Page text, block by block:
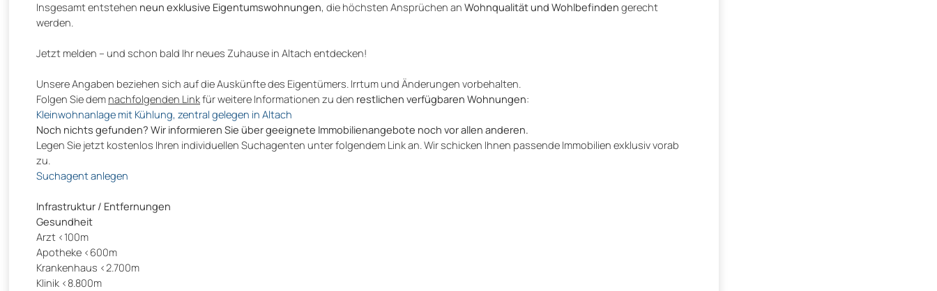
Insgesamt entstehen neun exklusive Eigentumswohnungen, die höchsten Ansprüchen an Wohnqualität und Wohlbefinden gerecht
werden.
Jetzt melden – und schon bald Ihr neues Zuhause in Altach entdecken!
Unsere Angaben beziehen sich auf die Auskünfte des Eigentümers. Irrtum und Änderungen vorbehalten.
Folgen Sie dem nachfolgenden Linkfür weitere Informationen zu den restlichen verfügbaren Wohnungen:
Kleinwohnanlage mit Kühlung, zentral gelegen in Altach
Noch nichts gefunden? Wir informieren Sie über geeignete Immobilienangebote noch vor allen anderen.
Legen Sie jetzt kostenlos Ihren individuellen Suchagenten unter folgendem Link an. Wir schicken Ihnen passende Immobilien exklusiv vorab
zu.
Suchagent anlegen
Infrastruktur / Entfernungen
Gesundheit
Arzt <100m
Apotheke <600m
Krankenhaus <2.700m
Klinik <8.800m